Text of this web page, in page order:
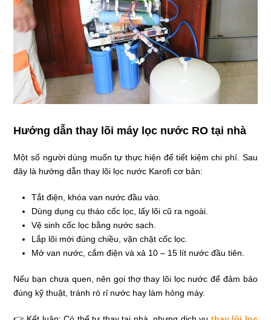
Hướng dẫn thay lõi máy lọc nước RO tại nhà
Một số người dùng muốn tự thực hiện để tiết kiệm chi phí. Sau
đây là hướng dẫn thay lõi lọc nước Karofi cơ bản:
Tắt điện, khóa van nước đầu vào.
Dùng dụng cụ tháo cốc lọc, lấy lõi cũ ra ngoài.
Vệ sinh cốc lọc bằng nước sạch.
Lắp lõi mới đúng chiều, vặn chặt cốc lọc.
Mở van nước, cắm điện và xả 10 – 15 lít nước đầu tiên.
Nếu bạn chưa quen, nên gọi thợ thay lõi lọc nước để đảm bảo
đúng kỹ thuật, tránh rò rỉ nước hay làm hỏng máy.